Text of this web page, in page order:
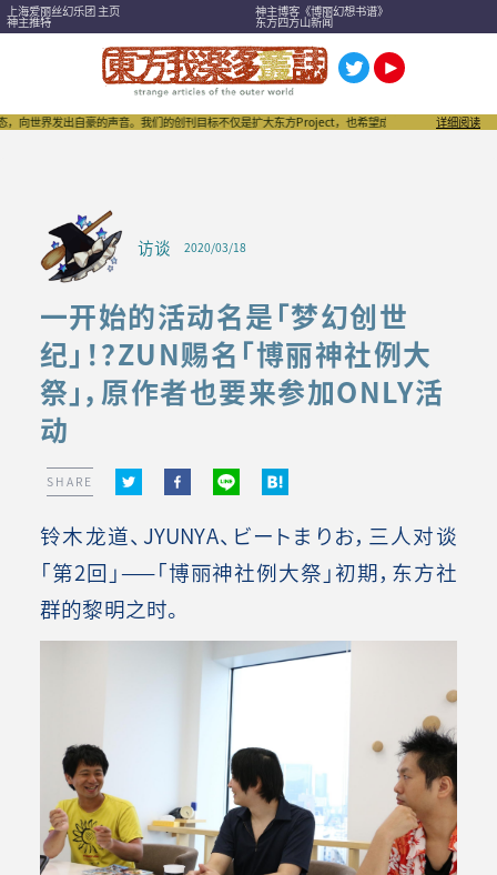
上海爱丽丝幻乐团 主页 神主博客《博丽幻想书谱》
神主推特 东方四方山新闻
自豪的声音。我们的创刊目标不仅是扩大东方Project，也希望成为刺激“同人文化”进一步发扬
详细阅读
访谈 2020/03/18
一开始的活动名是「梦幻创世
纪」！？ZUN赐名「博丽神社例大
祭」，原作者也要来参加ONLY活
动
SHARE
铃木龙道、JYUNYA、ビートまりお，三人对谈
「第2回」——「博丽神社例大祭」初期，东方社
群的黎明之时。